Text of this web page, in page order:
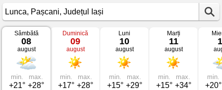
Vremea
Lunca
Pașcani,
Județul
Iași
Sâmbătă
08
august
min.
+21°
max.
+28°
Duminică
09
august
min.
+17°
max.
+28°
Luni
10
august
min.
+15°
max.
+29°
Marți
11
august
min.
+15°
max.
+34°
min.
+20°